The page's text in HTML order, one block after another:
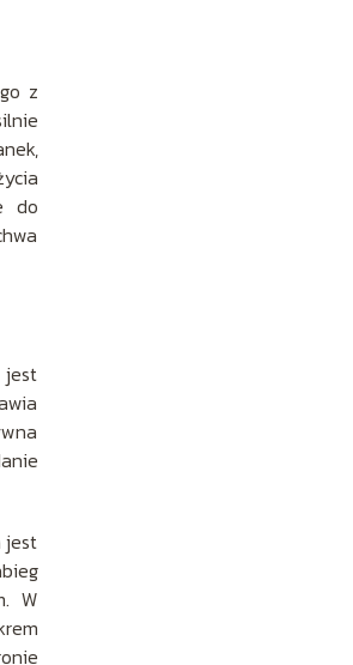
z
do
jest
jest
W